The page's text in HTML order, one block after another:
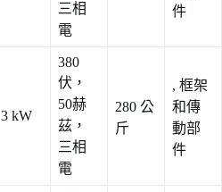
三相
電
件
3 kW
380
伏，
50赫
茲，
三相
電
280 公
斤
, 框架
和傳
動部
件